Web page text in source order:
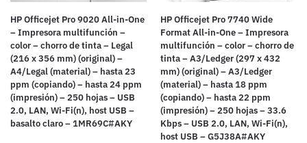
HP Officejet Pro 9020 All-in-One
– Impresora multifunción –
color – chorro de tinta – Legal
(216 x 356 mm) (original) –
A4/Legal (material) – hasta 23
ppm (copiando) – hasta 24 ppm
(impresión) – 250 hojas – USB
2.0, LAN, Wi-Fi(n), host USB –
basalto claro – 1MR69C#AKY
HP Officejet Pro 7740 Wide
Format All-in-One – Impresora
multifunción – color – chorro de
tinta – A3/Ledger (297 x 432
mm) (original) – A3/Ledger
(material) – hasta 18 ppm
(copiando) – hasta 22 ppm
(impresión) – 250 hojas – 33.6
Kbps – USB 2.0, LAN, Wi-Fi(n),
host USB – G5J38A#AKY